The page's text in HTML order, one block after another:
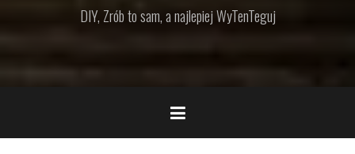
DIY, Zrób to sam, a najlepiej WyTenTeguj